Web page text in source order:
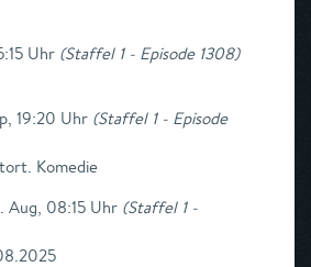
Uhr (Staffel 1 - Episode 1308)
19:20 Uhr (Staffel 1 - Episode
Komedie
Aug, 08:15 Uhr (Staffel 1 -